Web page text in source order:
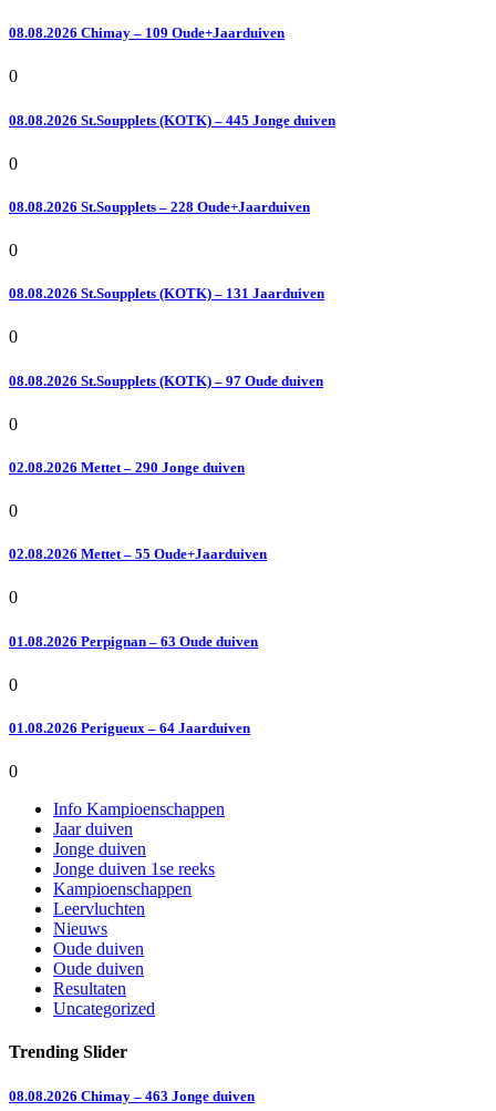
08.08.2026 Chimay – 109 Oude+Jaarduiven
0
08.08.2026 St.Soupplets (KOTK) – 445 Jonge duiven
0
08.08.2026 St.Soupplets – 228 Oude+Jaarduiven
0
08.08.2026 St.Soupplets (KOTK) – 131 Jaarduiven
0
08.08.2026 St.Soupplets (KOTK) – 97 Oude duiven
0
02.08.2026 Mettet – 290 Jonge duiven
0
02.08.2026 Mettet – 55 Oude+Jaarduiven
0
01.08.2026 Perpignan – 63 Oude duiven
0
01.08.2026 Perigueux – 64 Jaarduiven
0
Info Kampioenschappen
Jaar duiven
Jonge duiven
Jonge duiven 1se reeks
Kampioenschappen
Leervluchten
Nieuws
Oude duiven
Oude duiven
Resultaten
Uncategorized
Trending Slider
08.08.2026 Chimay – 463 Jonge duiven